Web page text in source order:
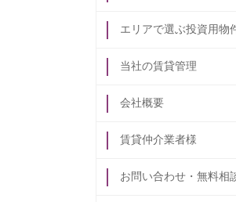
エリアで選ぶ投資用物
当社の賃貸管理
会社概要
賃貸仲介業者様
お問い合わせ・無料相